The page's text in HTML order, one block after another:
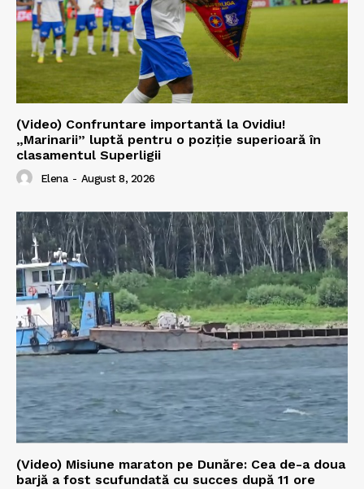
(Video) Confruntare importantă la Ovidiu!
„Marinarii” luptă pentru o poziție superioară în
clasamentul Superligii
Elena - August 8, 2026
(Video) Misiune maraton pe Dunăre: Cea de-a doua
barjă a fost scufundată cu succes după 11 ore